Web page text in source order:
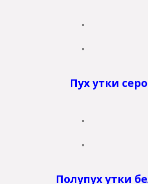
Пух утки
Полупух утки